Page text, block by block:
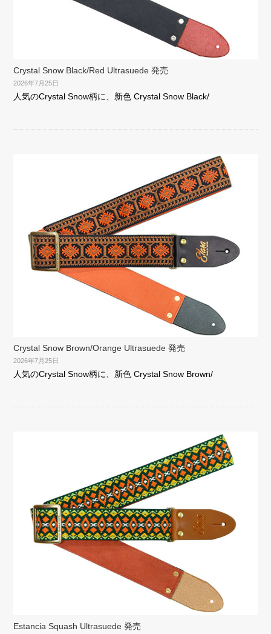
Crystal Snow Black/Red Ultrasuede 発売
2026年7月25日
人気のCrystal Snow柄に、新色 Crystal Snow Black/
Crystal Snow Brown/Orange Ultrasuede 発売
2026年7月25日
人気のCrystal Snow柄に、新色 Crystal Snow Brown/
Estancia Squash Ultrasuede 発売